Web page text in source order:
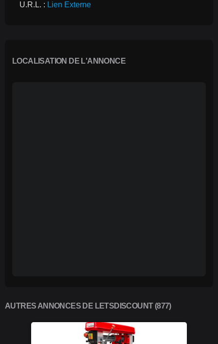
U.R.L. : Lien Externe
LOCALISATION DE L'ANNONCE
AUTRES ANNONCES DE LETSDISCOUNT (877)